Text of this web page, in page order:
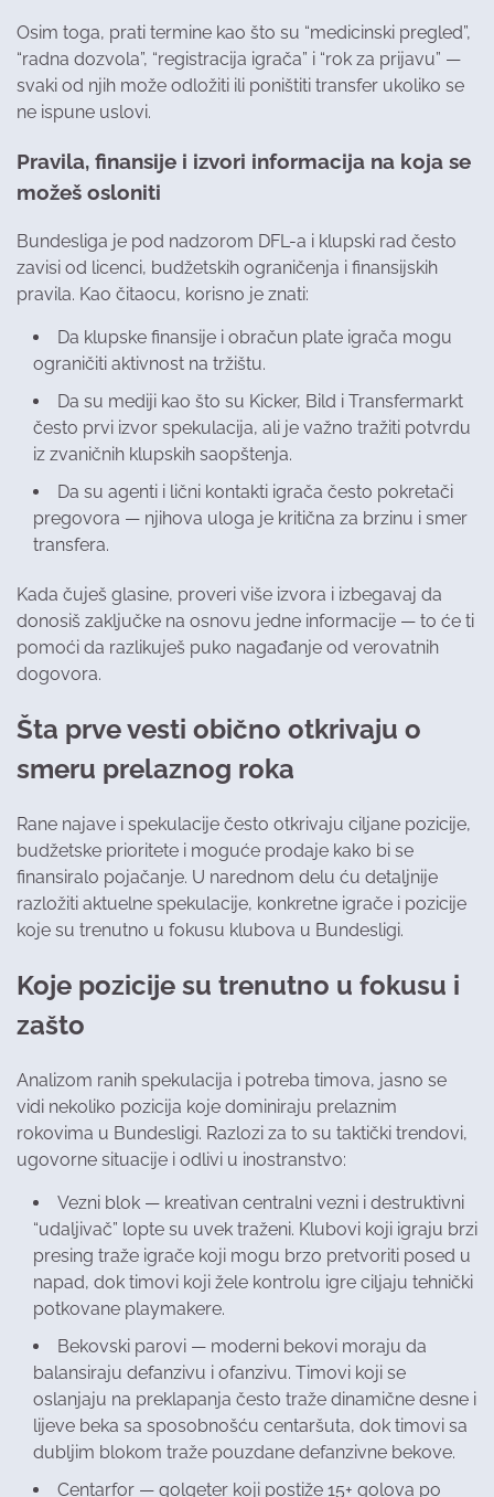
Osim toga, prati termine kao što su “medicinski pregled”,
“radna dozvola”, “registracija igrača” i “rok za prijavu” —
svaki od njih može odložiti ili poništiti transfer ukoliko se
ne ispune uslovi.
Pravila, finansije i izvori informacija na koja se
možeš osloniti
Bundesliga je pod nadzorom DFL-a i klupski rad često
zavisi od licenci, budžetskih ograničenja i finansijskih
pravila. Kao čitaocu, korisno je znati:
Da klupske finansije i obračun plate igrača mogu
ograničiti aktivnost na tržištu.
Da su mediji kao što su Kicker, Bild i Transfermarkt
često prvi izvor spekulacija, ali je važno tražiti potvrdu
iz zvaničnih klupskih saopštenja.
Da su agenti i lični kontakti igrača često pokretači
pregovora — njihova uloga je kritična za brzinu i smer
transfera.
Kada čuješ glasine, proveri više izvora i izbegavaj da
donosiš zaključke na osnovu jedne informacije — to će ti
pomoći da razlikuješ puko nagađanje od verovatnih
dogovora.
Šta prve vesti obično otkrivaju o
smeru prelaznog roka
Rane najave i spekulacije često otkrivaju ciljane pozicije,
budžetske prioritete i moguće prodaje kako bi se
finansiralo pojačanje. U narednom delu ću detaljnije
razložiti aktuelne spekulacije, konkretne igrače i pozicije
koje su trenutno u fokusu klubova u Bundesligi.
Koje pozicije su trenutno u fokusu i
zašto
Analizom ranih spekulacija i potreba timova, jasno se
vidi nekoliko pozicija koje dominiraju prelaznim
rokovima u Bundesligi. Razlozi za to su taktički trendovi,
ugovorne situacije i odlivi u inostranstvo:
Vezni blok — kreativan centralni vezni i destruktivni
“udaljivač” lopte su uvek traženi. Klubovi koji igraju brzi
presing traže igrače koji mogu brzo pretvoriti posed u
napad, dok timovi koji žele kontrolu igre ciljaju tehnički
potkovane playmakere.
Bekovski parovi — moderni bekovi moraju da
balansiraju defanzivu i ofanzivu. Timovi koji se
oslanjaju na preklapanja često traže dinamične desne i
lijeve beka sa sposobnošću centaršuta, dok timovi sa
dubljim blokom traže pouzdane defanzivne bekove.
Centarfor — golgeter koji postiže 15+ golova po